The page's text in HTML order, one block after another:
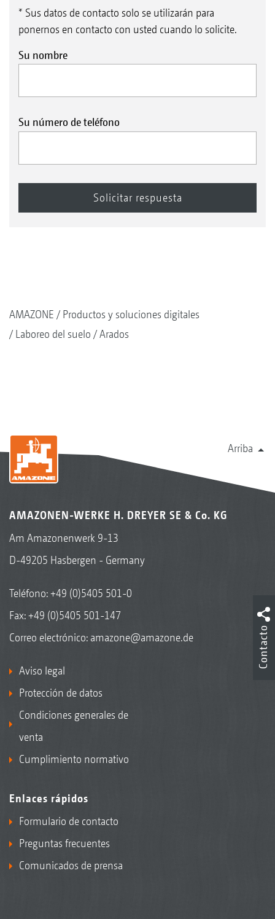
* Sus datos de contacto solo se utilizarán para
ponernos en contacto con usted cuando lo solicite.
Su nombre
Su número de teléfono
AMAZONE
Productos y soluciones digitales
Laboreo del suelo
Arados
Arriba
AMAZONEN-WERKE H. DREYER SE & Co. KG
Am Amazonenwerk 9-13
D-49205 Hasbergen - Germany
Teléfono:+49 (0)5405 501-0
Fax: +49 (0)5405 501-147
Correo electrónico: amazone@amazone.de
Aviso legal
Protección de datos
Condiciones generales de
venta
Cumplimiento normativo
Enlaces rápidos
Formulario de contacto
Preguntas frecuentes
Comunicados de prensa
Contacto